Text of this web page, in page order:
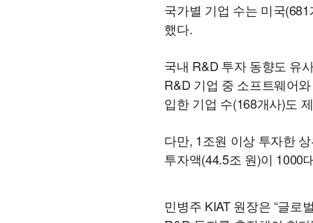
국가별 기업 수는 미국
했다.
국내 R&D 투자 동향도 유
R&D 기업 중 소프트웨어
입한 기업 수(168개사)도
다만, 1조원 이상 투자한
투자액(44.5조 원)이 1000
민병주 KIAT 원장은 “글로